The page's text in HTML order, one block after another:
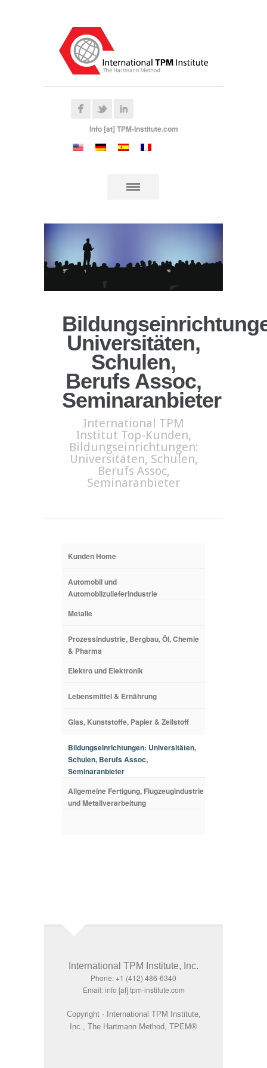
Info [at] TPM-Institute.com
Universitäten,
Schulen,
Berufs Assoc,
Seminaranbieter
International TPM
Institut Top-Kunden,
Bildungseinrichtungen:
Universitäten, Schulen,
Berufs Assoc,
Seminaranbieter
Kunden Home
Automobil und
Automobilzulieferindustrie
Metalle
Prozessindustrie, Bergbau, Öl, Chemie
& Pharma
Elektro und Elektronik
Lebensmittel & Ernährung
Glas, Kunststoffe, Papier & Zellstoff
Bildungseinrichtungen: Universitäten,
Schulen, Berufs Assoc,
Seminaranbieter
Allgemeine Fertigung, Flugzeugindustrie
und Metallverarbeitung
International TPM Institute, Inc.
Phone: +1 (412) 486-6340
Email: info [at] tpm-institute.com
Copyright · International TPM Institute,
Inc., The Hartmann Method, TPEM®